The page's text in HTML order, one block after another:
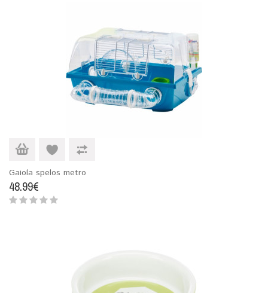
Gaiola spelos metro
48.99€